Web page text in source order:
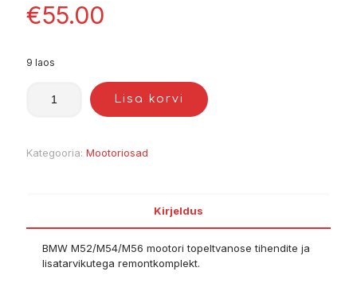
€55.00
9 laos
Lisa korvi
Kategooria: Mootoriosad
Kirjeldus
BMW M52/M54/M56 mootori topeltvanose tihendite ja
lisatarvikutega remontkomplekt.